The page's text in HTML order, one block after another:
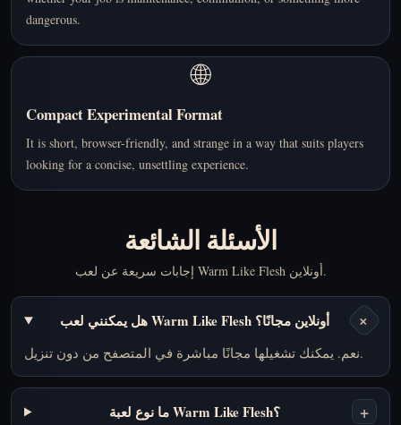
dangerous.
🌐
Compact Experimental Format
It is short, browser-friendly, and strange in a way that suits players
looking for a concise, unsettling experience.
الأسئلة الشائعة
إجابات سريعة عن لعب Warm Like Flesh أونلاين.
هل يمكنني لعب Warm Like Flesh أونلاين مجانًا؟ +
نعم. يمكنك تشغيلها مجانًا مباشرة في المتصفح من دون تنزيل.
ما نوع لعبة Warm Like Flesh؟ +